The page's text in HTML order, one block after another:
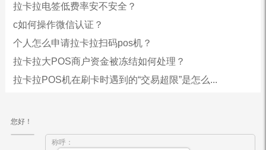
拉卡拉电签低费率安不安全？
c如何操作微信认证？
个人怎么申请拉卡拉扫码pos机？
拉卡拉大POS商户资金被冻结如何处理？
拉卡拉POS机在刷卡时遇到的“交易超限”是怎么...
您好！
称呼：